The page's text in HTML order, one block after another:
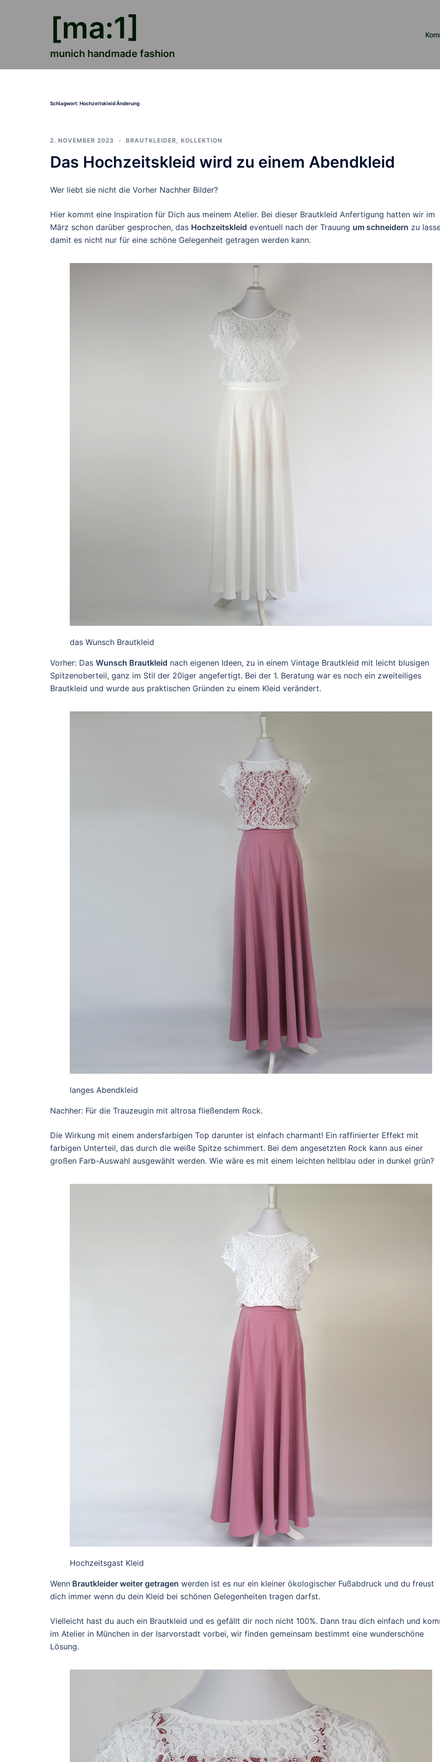
[ma:1]
munich handmade fashion
Schlagwort:Hochzeitskleid Änderung
2. NOVEMBER 2023 BRAUTKLEIDER, KOLLEKTION
Das Hochzeitskleid wird zu einem Abendkleid
Wer liebt sie nicht die Vorher Nachher Bilder?
Hier kommt eine Inspiration für Dich aus meinem Atelier. Bei dieser Brautkleid Anfertigung hatten wir im
März schon darüber gesprochen, das Hochzeitskleid eventuell nach der Trauung um schneidern zu
damit es nicht nur für eine schöne Gelegenheit getragen werden kann.
das Wunsch Brautkleid
Vorher: Das Wunsch Brautkleid nach eigenen Ideen, zu in einem Vintage Brautkleid mit leicht blusigen
Spitzenoberteil, ganz im Stil der 20iger angefertigt. Bei der 1. Beratung war es noch ein zweiteiliges
Brautkleid und wurde aus praktischen Gründen zu einem Kleid verändert.
langes Abendkleid
Nachher: Für die Trauzeugin mit altrosa fließendem Rock.
Die Wirkung mit einem andersfarbigen Top darunter ist einfach charmant! Ein raffinierter Effekt mit
farbigen Unterteil, das durch die weiße Spitze schimmert. Bei dem angesetzten Rock kann aus einer
großen Farb-Auswahl ausgewählt werden. Wie wäre es mit einem leichten hellblau oder in dunkel grün?
Hochzeitsgast Kleid
Wenn Brautkleider weiter getragen werden ist es nur ein kleiner ökologischer Fußabdruck und du freust
dich immer wenn du dein Kleid bei schönen Gelegenheiten tragen darfst.
Vielleicht hast du auch ein Brautkleid und es gefällt dir noch nicht 100%. Dann trau dich einfach und
im Atelier in München in der Isarvorstadt vorbei, wir finden gemeinsam bestimmt eine wunderschöne
Lösung.